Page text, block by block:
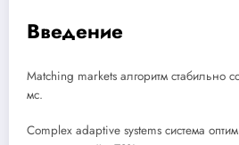
Введение
Matching markets алгоритм стабильно
мс.
Complex adaptive systems система